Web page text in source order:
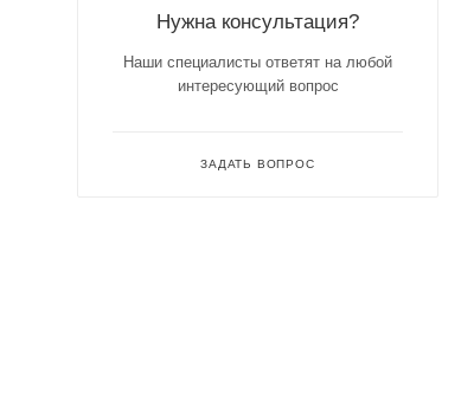
Нужна консультация?
Наши специалисты ответят на любой
интересующий вопрос
ЗАДАТЬ ВОПРОС